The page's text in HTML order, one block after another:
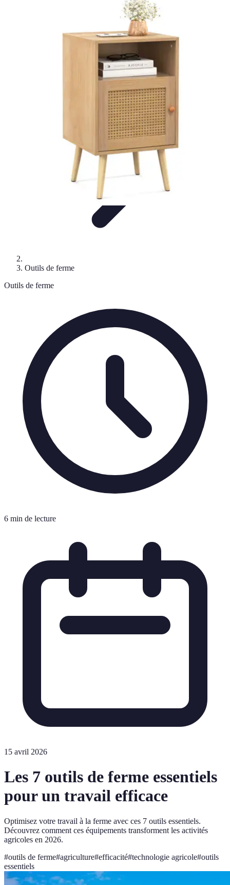
Achat d'outilsInnovation
Outils de ferme
Outils de ferme
6 min de lecture
15 avril 2026
Les 7 outils de ferme essentiels
pour un travail efficace
Optimisez votre travail à la ferme avec ces 7 outils essentiels.
Découvrez comment ces équipements transforment les activités
agricoles en 2026.
#outils de ferme#agriculture#efficacité#technologie agricole#outils
essentiels